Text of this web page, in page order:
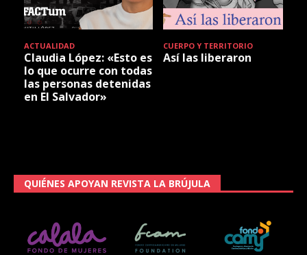
ACTUALIDAD
Claudia López: «Esto es
lo que ocurre con todas
las personas detenidas
en El Salvador»
CUERPO Y TERRITORIO
Así las liberaron
QUIÉNES APOYAN REVISTA LA BRÚJULA